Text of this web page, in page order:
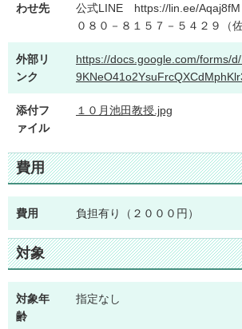
わせ先
公式LINE https://lin.ee/
０８０－８１５７－５４２９（佐
外部リ
ンク
https://docs.google.com/forms/
添付フ
ァイル
１０月池田教授.jpg
費用
費用 負担有り（２０００円）
対象
対象年
齢
指定なし